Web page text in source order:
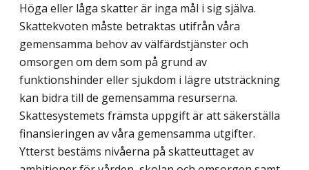
Höga eller låga skatter är inga mål i sig själva.
Skattekvoten måste betraktas utifrån våra
gemensamma behov av välfärdstjänster och
omsorgen om dem som på grund av
funktionshinder eller sjukdom i lägre utsträckning
kan bidra till de gemensamma resurserna.
Skattesystemets främsta uppgift är att säkerställa
finansieringen av våra gemensamma utgifter.
Ytterst bestäms nivåerna på skatteuttaget av